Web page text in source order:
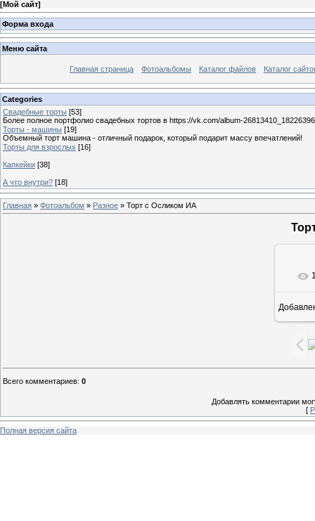
[Мой сайт]
Форма входа
Меню сайта
Главная страница Фотоальбомы Каталог файлов Каталог
Categories
Свадебные торты [53]
Более полное портфолио свадебных тортов в https://vk.com/album-
Торты - машины [19]
Объемный торт машина - отличный подарок, который подарит массу впечатлений!
Торты для взрослых [16]
Капкейки [38]
А что внутри? [18]
Главная » Фотоальбом » Разное » Торт с Осликом ИА
Всего комментариев: 0
Добавлять комментарии
[
Полная версия сайта